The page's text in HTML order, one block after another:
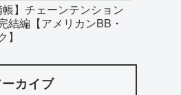
帳】チェーンテンション
編【アメリカンBB・
カイブ